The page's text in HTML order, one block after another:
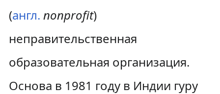
(англ. nonprofit)
неправительственная
образовательная организация.
Основа в 1981 году в Индии гуру